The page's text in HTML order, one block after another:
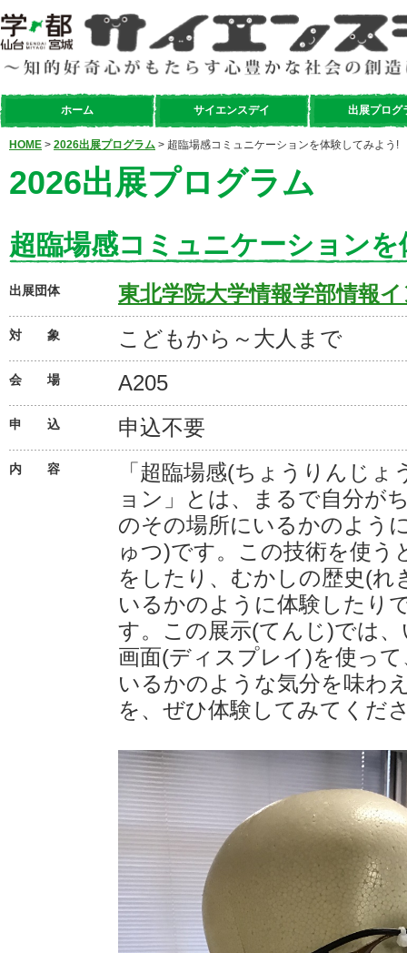
ホーム サイエンスデイ 出展プログ
HOME > 2026出展プログラム > 超臨場感コミュニケーションを体験してみよう!
2026出展プログラム
超臨場感コミュニケーション
出展団体 東北学院大学情報学部情報
対 象 こどもから～大人まで
会 場 A205
申 込 申込不要
内 容
「超臨場感(ちょうりんじ
ョン」とは、まるで自分が
のその場所にいるかのよう
ゅつ)です。この技術を使う
をしたり、むかしの歴史(れ
いるかのように体験したり
す。この展示(てんじ)では
画面(ディスプレイ)を使っ
いるかのような気分を味わ
を、ぜひ体験してみてくだ